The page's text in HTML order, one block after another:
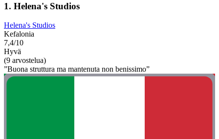
1. Helena's Studios
Helena's Studios
Kefalonia
7,4/10
Hyvä
(9 arvostelua)
”Buona struttura ma mantenuta non benissimo”